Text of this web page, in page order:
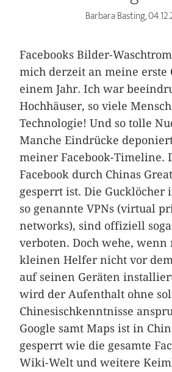
Barbara Basting,
Facebooks Bilder-
mich derzeit an meine erste
einem Jahr. Ich war
Hochhäuser, so viele
Technologie! Und so tolle
Manche Eindrücke
meiner Facebook-Timeline.
Facebook durch Chinas
gesperrt ist. Die Gucklöcher
so genannte VPNs (virtual
networks), sind offiziell
verboten. Doch wehe, wenn
kleinen Helfer nicht vor
auf seinen Geräten
wird der Aufenthalt ohne
Chinesischkenntnisse
Google samt Maps ist in
gesperrt wie die gesamte
Wiki-Welt und weitere